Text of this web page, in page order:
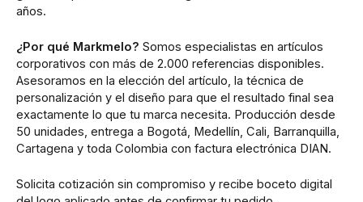
años.
¿Por qué Markmelo? Somos especialistas en artículos
corporativos con más de 2.000 referencias disponibles.
Asesoramos en la elección del artículo, la técnica de
personalización y el diseño para que el resultado final sea
exactamente lo que tu marca necesita. Producción desde
50 unidades, entrega a Bogotá, Medellín, Cali, Barranquilla,
Cartagena y toda Colombia con factura electrónica DIAN.
Solicita cotización sin compromiso y recibe boceto digital